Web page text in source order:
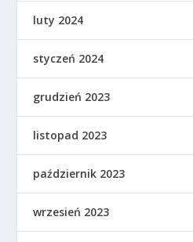
luty 2024
styczeń 2024
grudzień 2023
listopad 2023
październik 2023
wrzesień 2023